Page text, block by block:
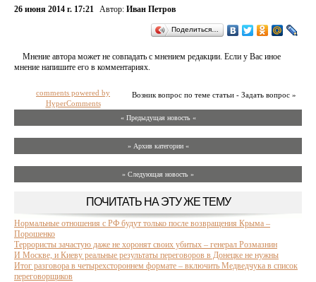
26 июня 2014 г. 17:21 Автор: Иван Петров
Поделиться…
Мнение автора может не совпадать с мнением редакции. Если у Вас иное
мнение напишите его в комментариях.
Возник вопрос по теме статьи - Задать вопрос »
comments powered by
HyperComments
« Предыдущая новость «
» Архив категории «
» Следующая новость »
ПОЧИТАТЬ НА ЭТУ ЖЕ ТЕМУ
Нормальные отношения с РФ будут только после возвращения Крыма –
Порошенко
Террористы зачастую даже не хоронят своих убитых – генерал Розмазнин
И Москве, и Киеву реальные результаты переговоров в Донецке не нужны
Итог разговора в четырехстороннем формате – включить Медведчука в список
переговорщиков